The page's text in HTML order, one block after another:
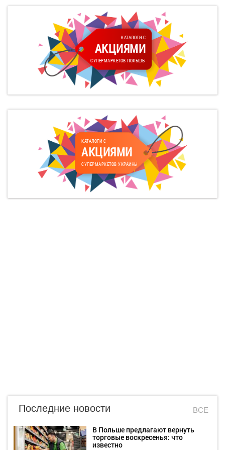
КАТАЛОГИ С
АКЦИЯМИ
СУПЕРМАРКЕТОВ ПОЛЬШЫ
КАТАЛОГИ С
АКЦИЯМИ
СУПЕРМАРКЕТОВ УКРАИНЫ
Последние новости ВСЕ
В Польше предлагают вернуть
торговые воскресенья: что
известно